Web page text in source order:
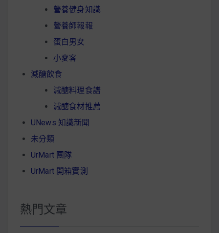
營養健身知識
營養師報報
蛋白男女
小麥客
減醣飲食
減醣料理食譜
減醣食材推薦
UNews 知識新聞
未分類
UrMart 團隊
UrMart 開箱實測
熱門文章